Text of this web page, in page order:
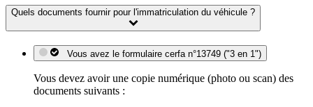
Quels documents fournir pour l'immatriculation du véhicule ?
Vous avez le formulaire cerfa n°13749 ("3 en 1")
Vous devez avoir une copie numérique (photo ou scan) des
documents suivants :